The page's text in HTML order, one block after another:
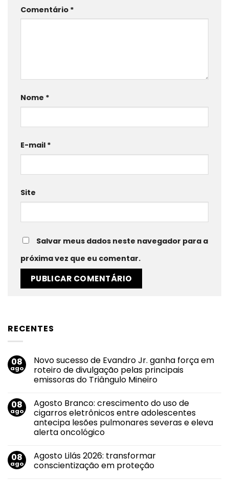
Comentário *
Nome *
E-mail *
Site
Salvar meus dados neste navegador para a
próxima vez que eu comentar.
RECENTES
08
ago
Novo sucesso de Evandro Jr. ganha força em
roteiro de divulgação pelas principais
emissoras do Triângulo Mineiro
em
Novo
sucesso
de
Evandro
Jr.
em
roteiro
de
08
ago
Agosto Branco: crescimento do uso de
cigarros eletrônicos entre adolescentes
antecipa lesões pulmonares severas e eleva
alerta oncológico
em
Agosto
Branco:
08
ago
Agosto Lilás 2026: transformar
conscientização em proteção